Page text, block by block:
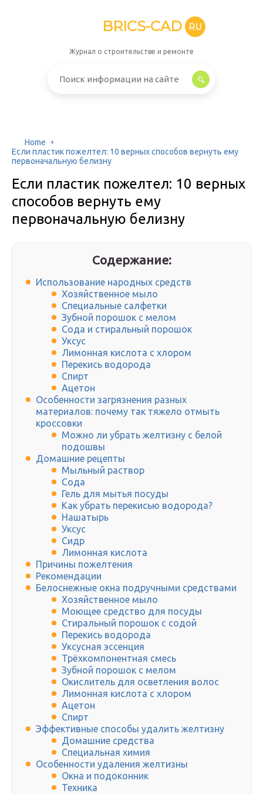
BRICS-CAD RU
Журнал о строительстве и ремонте
Home
Если пластик пожелтел: 10 верных способов вернуть ему
первоначальную белизну
Если пластик пожелтел: 10 верных
способов вернуть ему
первоначальную белизну
Содержание:
Использование народных средств
Хозяйственное мыло
Специальные салфетки
Зубной порошок с мелом
Сода и стиральный порошок
Уксус
Лимонная кислота с хлором
Перекись водорода
Спирт
Ацетон
Особенности загрязнения разных
материалов: почему так тяжело отмыть
кроссовки
Можно ли убрать желтизну с белой
подошвы
Домашние рецепты
Мыльный раствор
Сода
Гель для мытья посуды
Как убрать перекисью водорода?
Нашатырь
Уксус
Сидр
Лимонная кислота
Причины пожелтения
Рекомендации
Белоснежные окна подручными средствами
Хозяйственное мыло
Моющее средство для посуды
Стиральный порошок с содой
Перекись водорода
Уксусная эссенция
Трёхкомпонентная смесь
Зубной порошок с мелом
Окислитель для осветления волос
Лимонная кислота с хлором
Ацетон
Спирт
Эффективные способы удалить желтизну
Домашние средства
Специальная химия
Особенности удаления желтизны
Окна и подоконник
Техника